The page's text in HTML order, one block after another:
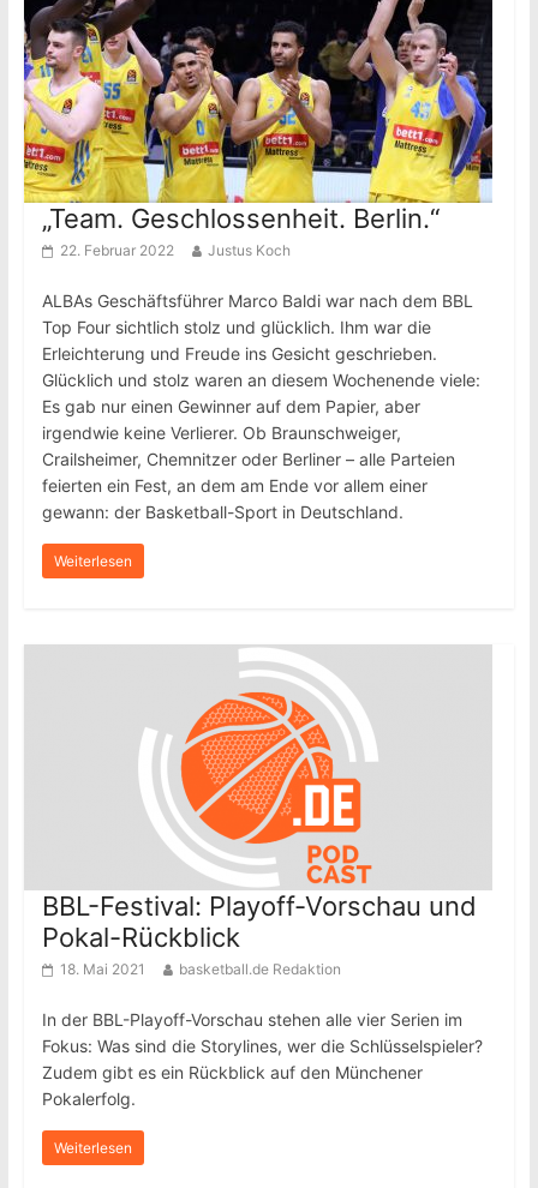
„Team. Geschlossenheit. Berlin.“
22. Februar 2022 Justus Koch
ALBAs Geschäftsführer Marco Baldi war nach dem BBL
Top Four sichtlich stolz und glücklich. Ihm war die
Erleichterung und Freude ins Gesicht geschrieben.
Glücklich und stolz waren an diesem Wochenende viele:
Es gab nur einen Gewinner auf dem Papier, aber
irgendwie keine Verlierer. Ob Braunschweiger,
Crailsheimer, Chemnitzer oder Berliner – alle Parteien
feierten ein Fest, an dem am Ende vor allem einer
gewann: der Basketball-Sport in Deutschland.
Weiterlesen
BBL-Festival: Playoff-Vorschau und
Pokal-Rückblick
18. Mai 2021 basketball.de Redaktion
In der BBL-Playoff-Vorschau stehen alle vier Serien im
Fokus: Was sind die Storylines, wer die Schlüsselspieler?
Zudem gibt es ein Rückblick auf den Münchener
Pokalerfolg.
Weiterlesen